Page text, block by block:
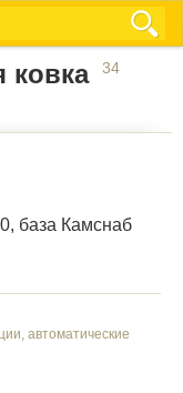
ковка 34
база Камснаб
автоматические